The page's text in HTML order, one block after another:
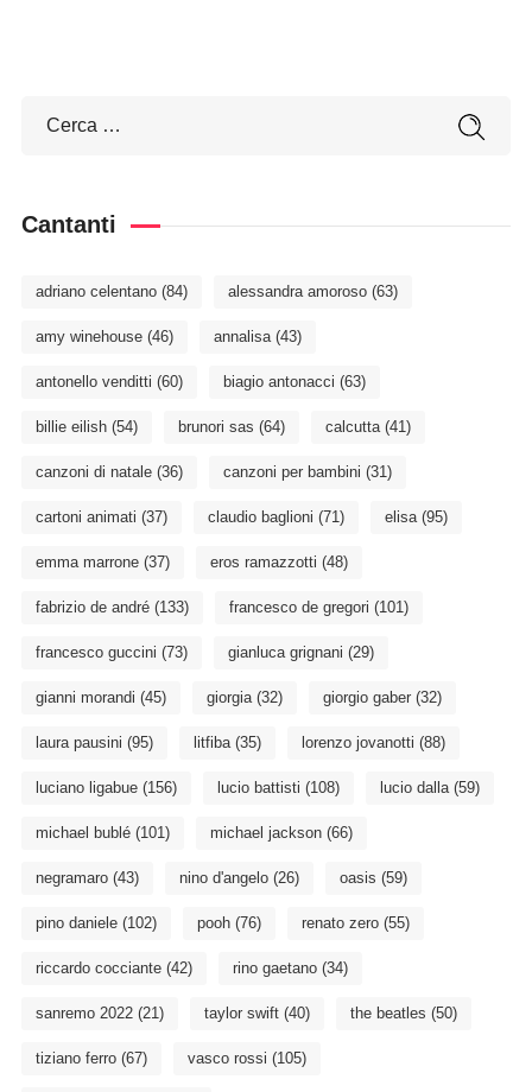
Cantanti
adriano celentano(84) alessandra amoroso(63)
amy winehouse(46) annalisa(43)
antonello venditti (60) biagio antonacci (63)
billie eilish(54) brunori sas (64) calcutta(41)
canzoni di natale(36) canzoni per bambini (31)
cartoni animati (37) claudio baglioni (71) elisa(95)
emma marrone(37) eros ramazzotti (48)
fabrizio de andré(133) francesco de gregori (101)
francesco guccini (73) gianluca grignani (29)
gianni morandi (45) giorgia(32) giorgio gaber(32)
laura pausini (95) litfiba(35) lorenzo jovanotti (88)
luciano ligabue(156) lucio battisti (108) lucio dalla(59)
michael bublé(101) michael jackson(66)
negramaro(43) nino d'angelo(26) oasis (59)
pino daniele(102) pooh(76) renato zero(55)
riccardo cocciante(42) rino gaetano(34)
sanremo 2022(21) taylor swift(40) the beatles (50)
tiziano ferro(67) vasco rossi (105)